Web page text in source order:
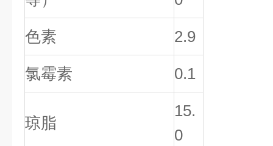
色素 2.9
氯霉素 0.1
琼脂
15.
0